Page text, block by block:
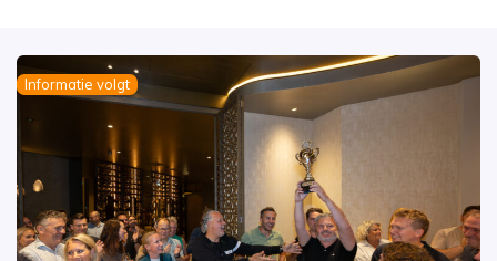
Informatie volgt